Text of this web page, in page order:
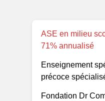
ASE en milieu
71% annualisé
Enseignement
précoce
Fondation Dr